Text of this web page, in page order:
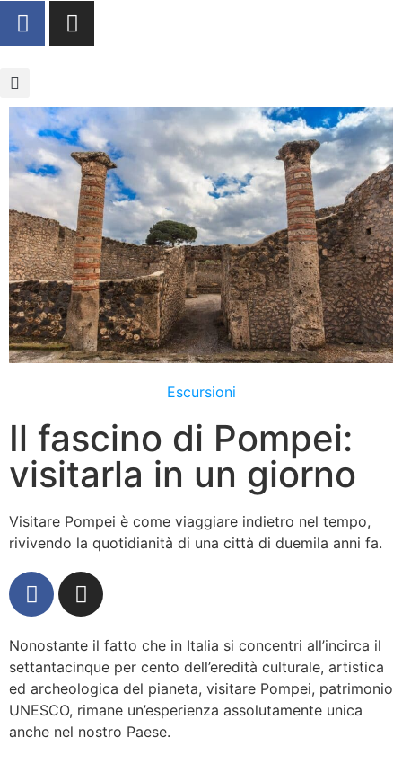
Escursioni
Il fascino di Pompei:
visitarla in un giorno
Visitare Pompei è come viaggiare indietro nel tempo,
rivivendo la quotidianità di una città di duemila anni fa.
Nonostante il fatto che in Italia si concentri all’incirca il
settantacinque per cento dell’eredità culturale, artistica
ed archeologica del pianeta, visitare Pompei, patrimonio
UNESCO, rimane un’esperienza assolutamente unica
anche nel nostro Paese.